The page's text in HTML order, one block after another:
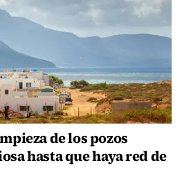
de los pozos
hasta que haya red de